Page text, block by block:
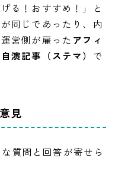
る！おすすめ！」と
同じであったり、内
営側が雇った アフィ
演記事（ステマ） で
見
質問と回答が寄せら
する